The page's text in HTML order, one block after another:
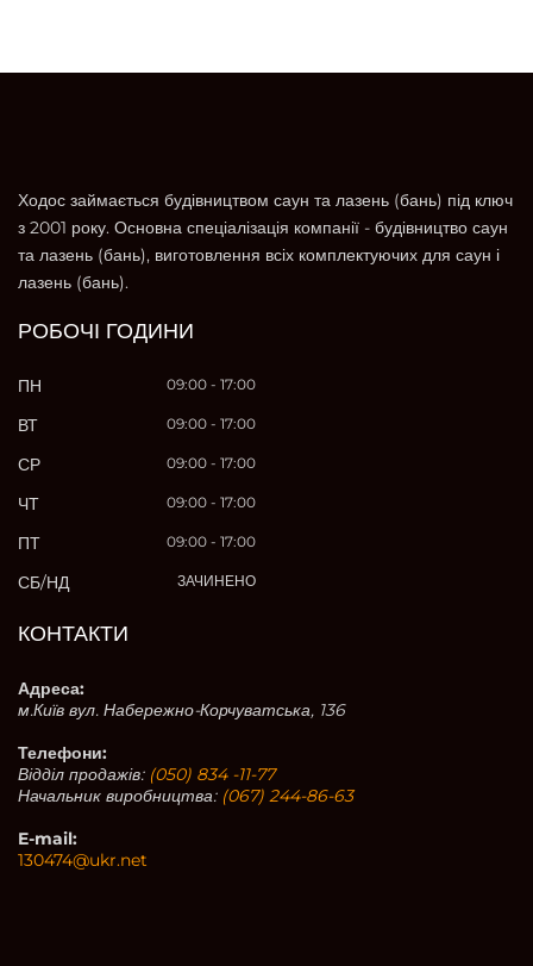
Ходос займається будівництвом саун та лазень (бань) під ключ
з 2001 року. Основна спеціалізація компанії - будівництво саун
та лазень (бань), виготовлення всіх комплектуючих для саун і
лазень (бань).
РОБОЧІ ГОДИНИ
ПН 09:00 - 17:00
ВТ 09:00 - 17:00
СР 09:00 - 17:00
ЧТ 09:00 - 17:00
ПТ 09:00 - 17:00
СБ/НД ЗАЧИНЕНО
КОНТАКТИ
Адреса:
м.Київ вул. Набережно-Корчуватська, 136
Телефони:
Відділ продажів: (050) 834 -11-77
Начальник виробництва: (067) 244-86-63
E-mail:
130474@ukr.net